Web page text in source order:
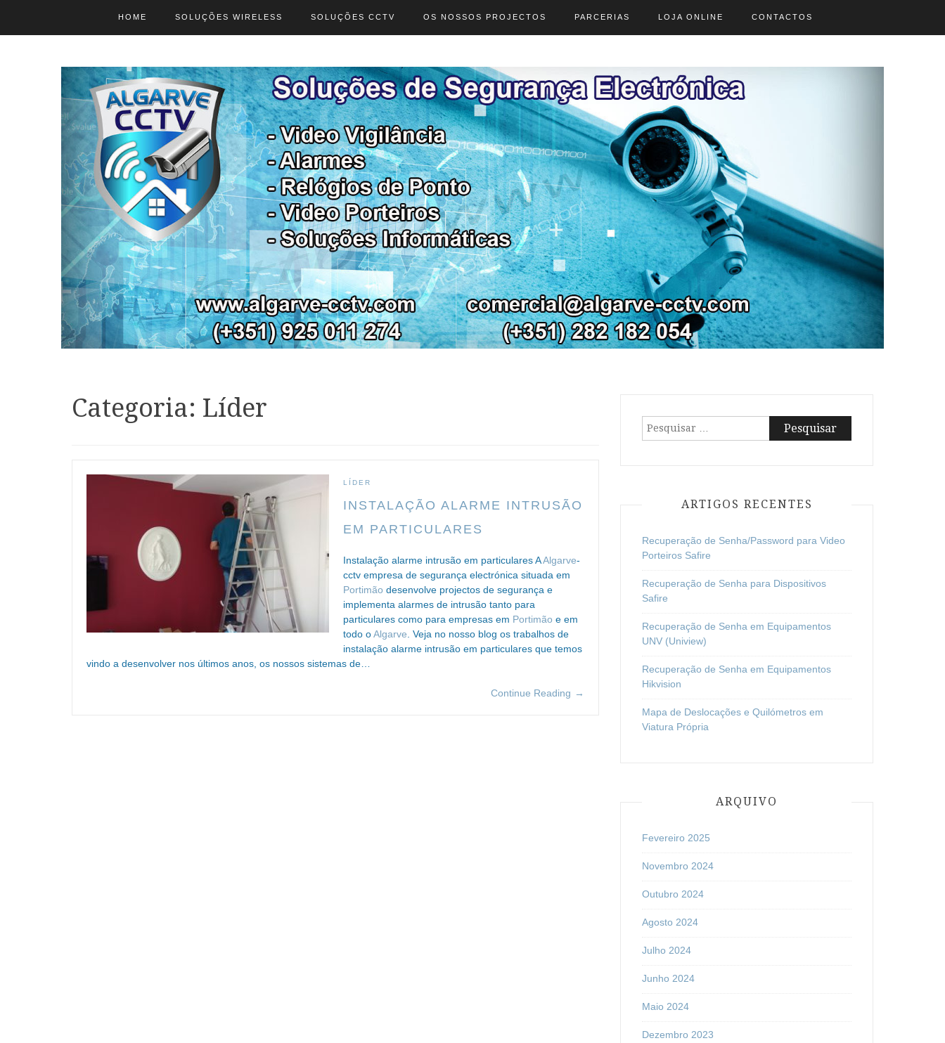
HOME SOLUÇÕES WIRELESS SOLUÇÕES CCTV OS NOSSOS PROJECTOS PARCERIAS LOJA ONLINE CONTACTOS
Categoria: Líder
LÍDER
INSTALAÇÃO ALARME INTRUSÃO
EM PARTICULARES
Instalação alarme intrusão em particulares AAlgarve-
cctv empresa de segurança electrónica situada em
Portimão desenvolve projectos de segurança e
implementa alarmes de intrusão tanto para
particulares como para empresas em Portimão e em
todo oAlgarve . Veja no nosso blog os trabalhos de
instalação alarme intrusão em particulares que temos
vindo a desenvolver nos últimos anos, os nossos sistemas de…
Continue Reading →
Pesquisar
por:
ARTIGOS RECENTES
Recuperação de Senha/Password para Video
Porteiros Safire
Recuperação de Senha para Dispositivos
Safire
Recuperação de Senha em Equipamentos
UNV (Uniview)
Recuperação de Senha em Equipamentos
Hikvision
Mapa de Deslocações e Quilómetros em
Viatura Própria
ARQUIVO
Fevereiro 2025
Novembro 2024
Outubro 2024
Agosto 2024
Julho 2024
Junho 2024
Maio 2024
Dezembro 2023